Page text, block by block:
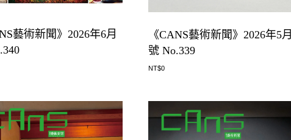
藝術新聞》2026年6月
《CANS藝術新聞》2026年5月
號 No.339
NT$0